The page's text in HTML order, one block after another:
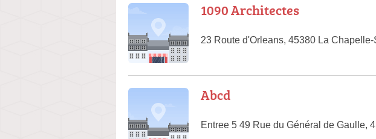
1090 Architectes
23 Route d'Orleans, 45380 La
Abcd
Entree 5 49 Rue du Général de Gaulle,